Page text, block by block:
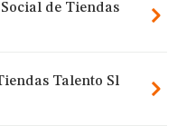
de Tiendas
Talento Sl